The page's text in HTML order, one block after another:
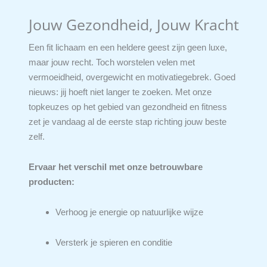
Jouw Gezondheid, Jouw Kracht
Een fit lichaam en een heldere geest zijn geen luxe,
maar jouw recht. Toch worstelen velen met
vermoeidheid, overgewicht en motivatiegebrek. Goed
nieuws: jij hoeft niet langer te zoeken. Met onze
topkeuzes op het gebied van gezondheid en fitness
zet je vandaag al de eerste stap richting jouw beste
zelf.
Ervaar het verschil met onze betrouwbare
producten:
Verhoog je energie op natuurlijke wijze
Versterk je spieren en conditie